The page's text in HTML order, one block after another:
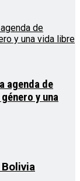
agenda de
y una